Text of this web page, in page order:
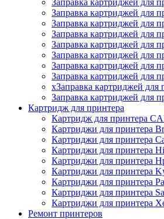
Заправка картриджей для
Заправка картриджей для
Заправка картриджей для
Заправка картриджей для
Заправка картриджей для
Заправка картриджей для
Заправка картриджей для
Заправка картриджей для
xЗаправка картриджей
Заправка картриджей для
Картридж для принтера
Картридж для принтера
Картриджи для принтера
Картриджи для принтера
Картриджи для принтера
Картриджи для принтера
Картриджи для принтера
Картриджи для принтера
Картриджи для принтера
Картриджи для принтера
Ремонт принтеров